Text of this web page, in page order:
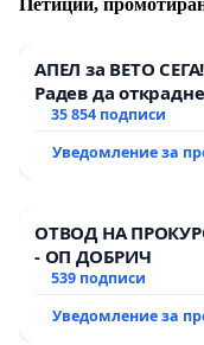
Петиции,
АПЕЛ за ВЕТО
Радев да
тъмното
35 854 подписи
Уведомление за
ОТВОД НА
- ОП ДОБРИЧ
539 подписи
Уведомление за